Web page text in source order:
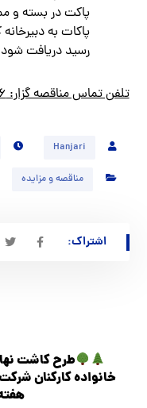
پاكت در بسته و
پاكات به
رسيد دريافت
تلفن تماس مناقصه گزار: ۰۳۴۳۲۱۱۷۷۲۶
Hanjari
مناقصه و مزایده
طرح کاشت
خانواده کارکنان